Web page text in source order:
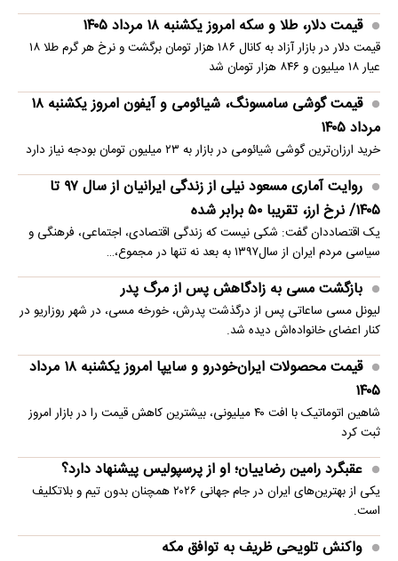
قیمت دلار، طلا و سکه امروز یکشنبه ۱۸ مرداد ۱۴۰۵
قیمت دلار در بازار آزاد به کانال ۱۸۶ هزار تومان برگشت و نرخ هر گرم طلا ۱۸
عیار ۱۸ میلیون و ۸۴۶ هزار تومان شد
قیمت گوشی سامسونگ، شیائومی و آیفون امروز یکشنبه ۱۸
مرداد ۱۴۰۵
خرید ارزان‌ترین گوشی شیائومی در بازار به ۲۳ میلیون تومان بودجه نیاز دارد
روایت آماری مسعود نیلی از زندگی ایرانیان از سال ۹۷ تا
۱۴۰۵/ نرخ ارز، تقریبا ۵۰ برابر شده
یک اقتصاددان گفت: شکی نیست که زندگی اقتصادی، اجتماعی، فرهنگی و
سیاسی مردم ایران از سال۱۳۹۷ به بعد نه تنها در مجموع،…
بازگشت مسی به زادگاهش پس از مرگ پدر
لیونل مسی ساعاتی پس از درگذشت پدرش، خورخه مسی، در شهر روزاریو در
کنار اعضای خانواده‌اش دیده شد.
قیمت محصولات ایران‌خودرو و سایپا امروز یکشنبه ۱۸ مرداد
۱۴۰۵
شاهین اتوماتیک با افت ۴۰ میلیونی، بیشترین کاهش قیمت را در بازار امروز
ثبت کرد
عقبگرد رامین رضاییان؛ او از پرسپولیس پیشنهاد دارد؟
یکی از بهترین‌های ایران در جام جهانی ۲۰۲۶ همچنان بدون تیم و بلاتکلیف
است.
واکنش تلویحی ظریف به توافق مکه